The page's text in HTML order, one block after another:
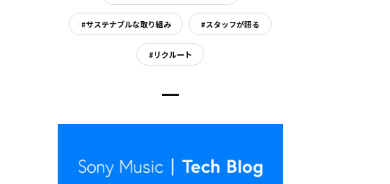
#サステナブルな取り組み #スタッフが語る
#リクルート